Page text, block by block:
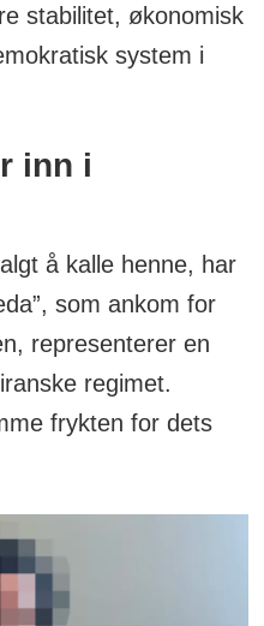
stabilitet, økonomisk
system i
inn i
å kalle henne, har
som ankom for
representerer en
regimet.
frykten for dets